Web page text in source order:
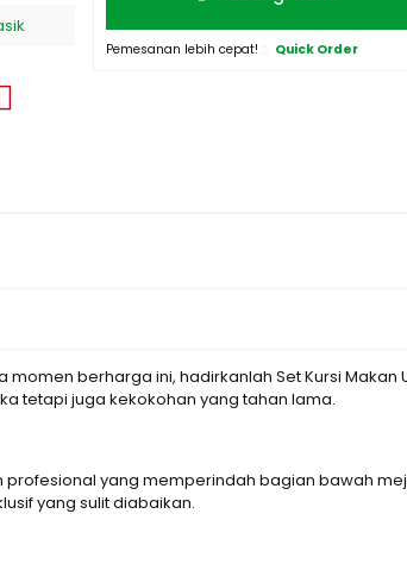
Pemesanan lebih cepat! Quick Order
berharga ini, hadirkanlah Set Kursi Makan
tetapi juga kekokohan yang tahan lama.
yang memperindah bagian bawah
yang sulit diabaikan.